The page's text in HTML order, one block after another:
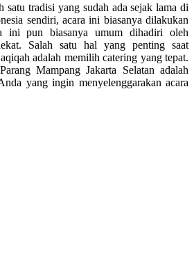
satu tradisi yang sudah ada sejak lama di
sendiri, acara ini biasanya dilakukan
ini pun biasanya umum dihadiri oleh
Salah satu hal yang penting saat
adalah memilih catering yang tepat.
Mampang Jakarta Selatan adalah
yang ingin menyelenggarakan acara